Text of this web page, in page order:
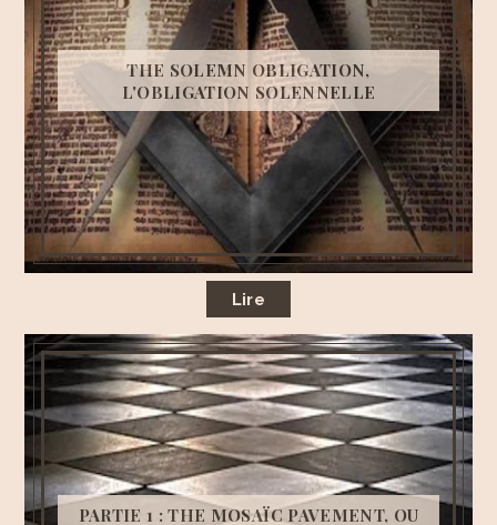
THE SOLEMN OBLIGATION,
L'OBLIGATION SOLENNELLE
Lire
PARTIE 1 : THE MOSAÏC PAVEMENT, OU